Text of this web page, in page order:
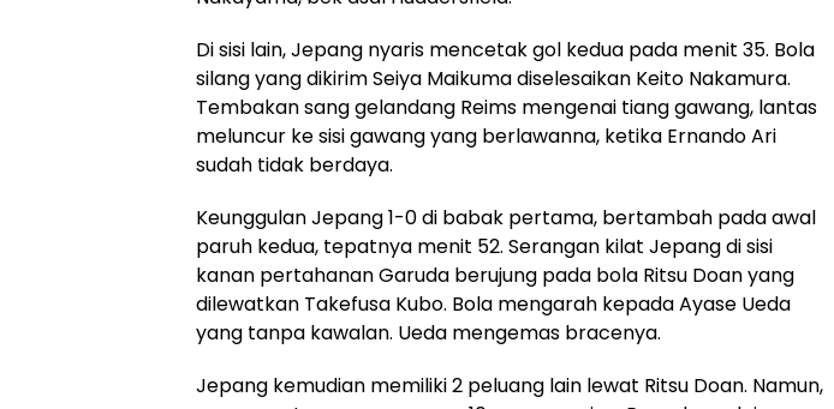
Di sisi lain, Jepang nyaris mencetak gol kedua pada menit 35. Bola
silang yang dikirim Seiya Maikuma diselesaikan Keito Nakamura.
Tembakan sang gelandang Reims mengenai tiang gawang, lantas
meluncur ke sisi gawang yang berlawanna, ketika Ernando Ari
sudah tidak berdaya.
Keunggulan Jepang 1-0 di babak pertama, bertambah pada awal
paruh kedua, tepatnya menit 52. Serangan kilat Jepang di sisi
kanan pertahanan Garuda berujung pada bola Ritsu Doan yang
dilewatkan Takefusa Kubo. Bola mengarah kepada Ayase Ueda
yang tanpa kawalan. Ueda mengemas bracenya.
Jepang kemudian memiliki 2 peluang lain lewat Ritsu Doan. Namun,